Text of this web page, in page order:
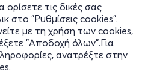
τις δικές σας
στο "Ρυθμίσεις cookies".
με τη χρήση των cookies,
"Αποδοχή όλων".Για
ανατρέξτε στην
.